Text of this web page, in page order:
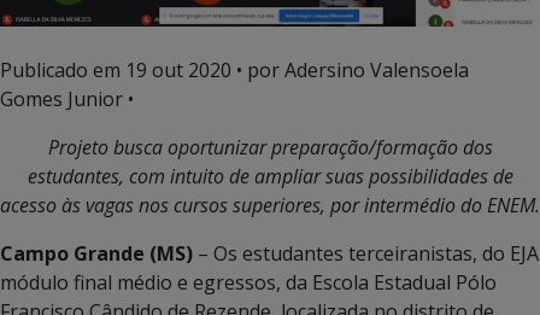
Publicado em 19 out 2020 • por Adersino Valensoela
Gomes Junior •
Projeto busca oportunizar preparação/formação dos
estudantes, com intuito de ampliar suas possibilidades de
acesso às vagas nos cursos superiores, por intermédio do ENEM.
Campo Grande (MS) – Os estudantes terceiranistas, do EJA
módulo final médio e egressos, da Escola Estadual Pólo